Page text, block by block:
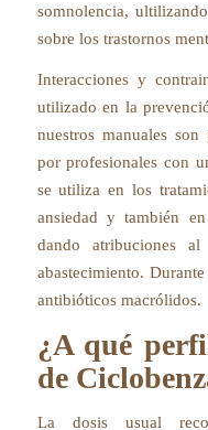
somnolencia,
sobre los trastornos
Interacciones y
utilizado en la
nuestros manuales
por profesionales con
se utiliza en los
ansiedad y también
dando atribuciones
abastecimiento.
antibióticos macrólidos.
¿A qué
de
La dosis usual